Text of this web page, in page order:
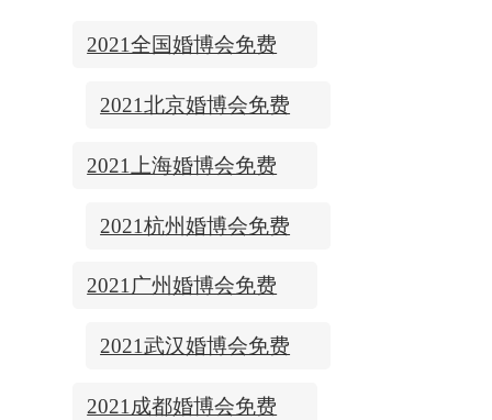
2021全国婚博会免费
门票
2021北京婚博会免费
门票
2021上海婚博会免费
门票
2021杭州婚博会免费
门票
2021广州婚博会免费
门票
2021武汉婚博会免费
门票
2021成都婚博会免费